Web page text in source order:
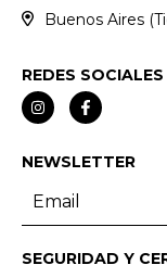
Buenos Aires
REDES SOCIALES
NEWSLETTER
SEGURIDAD Y